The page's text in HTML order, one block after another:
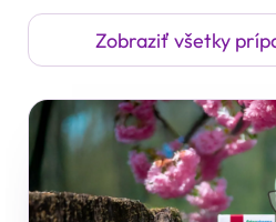
Zobraziť všetky